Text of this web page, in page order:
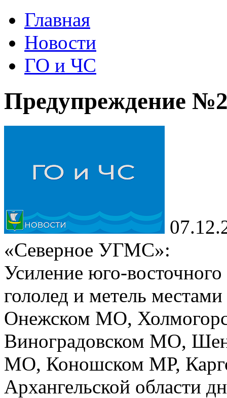
Главная
Новости
ГО и ЧС
Предупреждение
«Северное УГМС»:
Усиление юго-
гололед и метель
Онежском МО,
Виноградовском МО,
МО, Коношском МР,
Архангельской области